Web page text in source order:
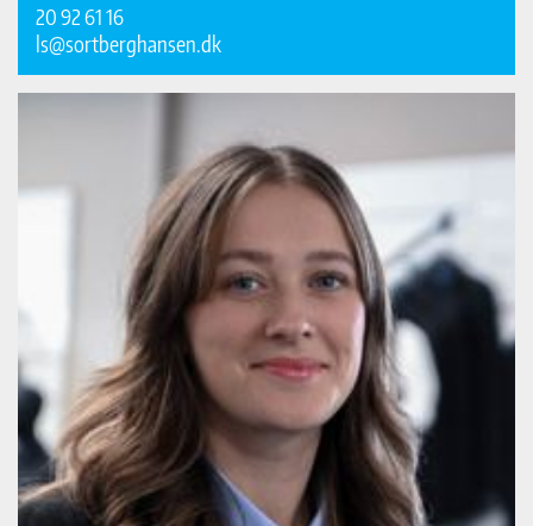
20 92 61 16
ls@sortberghansen.dk